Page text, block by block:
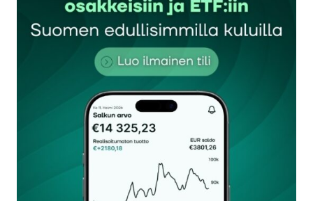
Sähköpostiosoitettasi ei julkaista.Pakolliset
kentät on merkitty*
Kommentti*
Nimesi tai nimimerkkisi